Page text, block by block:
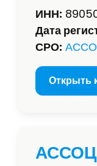
ИНН:
Дата
СРО:
Открыть